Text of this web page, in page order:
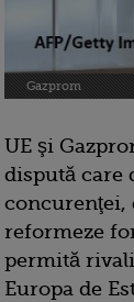
Gazprom
UE şi
dispută care
concurenţei,
reformeze
permită
Europa de